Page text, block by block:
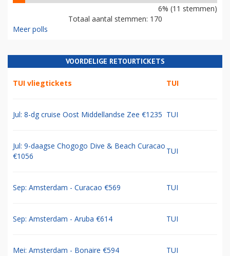
6% (11 stemmen)
Totaal aantal stemmen: 170
Meer polls
VOORDELIGE RETOURTICKETS
TUI vliegtickets TUI
Jul: 8-dg cruise Oost Middellandse Zee €1235 TUI
Jul: 9-daagse Chogogo Dive & Beach Curacao
€1056
TUI
Sep: Amsterdam - Curacao €569 TUI
Sep: Amsterdam - Aruba €614 TUI
Mei: Amsterdam - Bonaire €594 TUI